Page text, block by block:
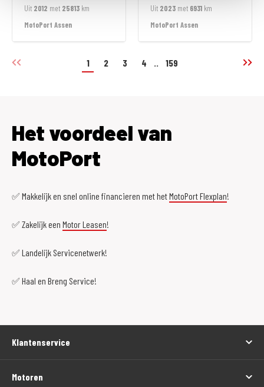
Uit 2012 met 25813 km
MotoPort Assen
Uit 2023 met 6931 km
MotoPort Assen
1 2 3 4 .. 159
Het voordeel van
MotoPort
✅ Makkelijk en snel online financieren met hetMotoPort Flexplan!
✅ Zakelijk een Motor Leasen!
✅ Landelijk Servicenetwerk!
✅ Haal en Breng Service!
Klantenservice
Motoren